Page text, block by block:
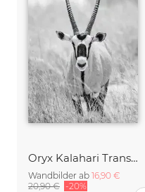
Oryx Kalahari Transfrontierpark Südafrika
Wandbilder ab 16,90 €
20,90 € -20%